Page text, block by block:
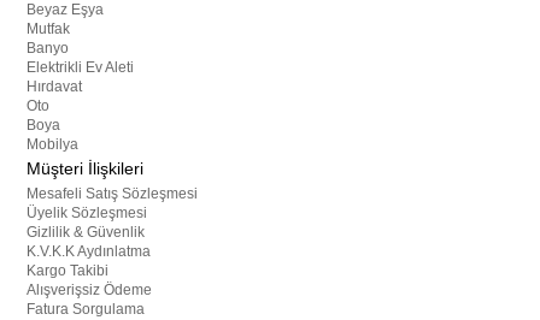
Beyaz Eşya
Mutfak
Banyo
Elektrikli Ev Aleti
Hırdavat
Oto
Boya
Mobilya
Müşteri İlişkileri
Mesafeli Satış Sözleşmesi
Üyelik Sözleşmesi
Gizlilik & Güvenlik
K.V.K.K Aydınlatma
Kargo Takibi
Alışverişsiz Ödeme
Fatura Sorgulama